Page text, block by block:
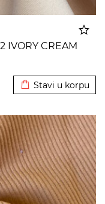
IVORY CREAM
Stavi u korpu